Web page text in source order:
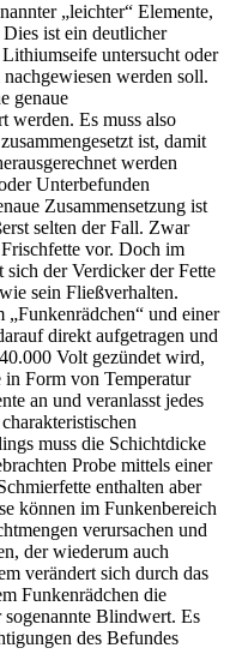
„leichter“ Elemente,
ist ein deutlicher
untersucht oder
werden soll.
genaue
werden. Es muss also
ist, damit
werden
Unterbefunden
Zusammensetzung ist
selten der Fall. Zwar
vor. Doch im
der Verdicker der Fette
sein Fließverhalten.
und einer
direkt aufgetragen und
Volt gezündet wird,
Form von Temperatur
an und veranlasst jedes
muss die Schichtdicke
Probe mittels einer
enthalten aber
können im Funkenbereich
verursachen und
der wiederum auch
verändert sich durch das
Funkenrädchen die
sogenannte Blindwert. Es
des Befundes